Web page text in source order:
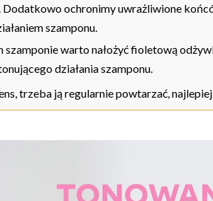
Dodatkowo ochronimy uwrażliwione
szamponu.
warto nałożyć fioletową
działania szamponu.
trzeba ją regularnie powtarzać,